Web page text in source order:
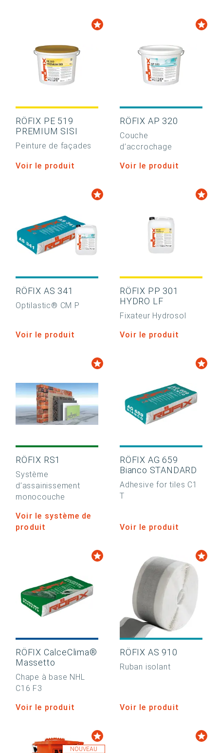
RÖFIX PE 519
PREMIUM SISI
Peinture de façades
Voir le produit
RÖFIX AP 320
Couche
d’accrochage
Voir le produit
RÖFIX AS 341
Optilastic® CM P
Voir le produit
RÖFIX PP 301
HYDRO LF
Fixateur Hydrosol
Voir le produit
RÖFIX RS1
Système
d’assainissement
monocouche
Voir le système de
produit
RÖFIX AG 659
Bianco STANDARD
Adhesive for tiles C1
T
Voir le produit
RÖFIX CalceClima®
Massetto
Chape à base NHL
C16 F3
Voir le produit
RÖFIX AS 910
Ruban isolant
Voir le produit
NOUVEAU